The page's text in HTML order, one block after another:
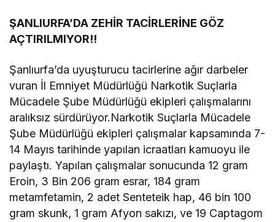
ŞANLIURFA’DA ZEHİR TACİRLERİNE GÖZ
AÇTIRILMIYOR!!
Şanlıurfa’da uyuşturucu tacirlerine ağır darbeler
vuran İl Emniyet Müdürlüğü Narkotik Suçlarla
Mücadele Şube Müdürlüğü ekipleri çalışmalarını
aralıksız sürdürüyor.Narkotik Suçlarla Mücadele
Şube Müdürlüğü ekipleri çalışmalar kapsamında 7-
14 Mayıs tarihinde yapılan icraatları kamuoyu ile
paylaştı. Yapılan çalışmalar sonucunda 12 gram
Eroin, 3 Bin 206 gram esrar, 184 gram
metamfetamin, 2 adet Senteteik hap, 46 bin 100
gram skunk, 1 gram Afyon sakızı, ve 19 Captagom